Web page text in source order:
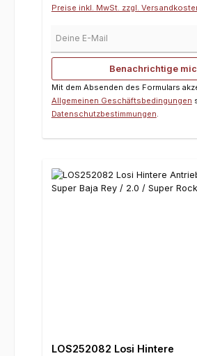
Preise inkl. MwSt. zzgl.
Benachrichtige
Mit dem Absenden des Formulars
Allgemeinen Geschäftsbedingungen
Datenschutzbestimmungen.
LOS252082 Losi Hintere